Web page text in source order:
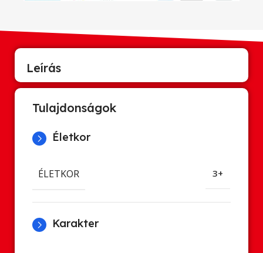
Leírás
Tulajdonságok
Életkor
ÉLETKOR 3+
Karakter